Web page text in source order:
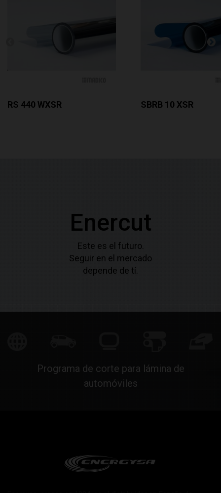
RS 440 WXSR SBRB 10 XSR
Enercut
Este es el futuro.
Seguir en el mercado
depende de tí.
Programa de corte para lámina de
automóviles